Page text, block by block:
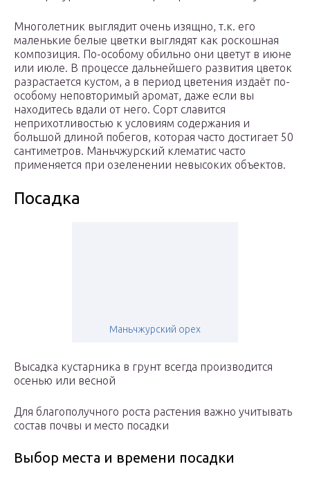
Многолетник выглядит очень изящно, т.к. его
маленькие белые цветки выглядят как роскошная
композиция. По-особому обильно они цветут в июне
или июле. В процессе дальнейшего развития цветок
разрастается кустом, а в период цветения издаёт по-
особому неповторимый аромат, даже если вы
находитесь вдали от него. Сорт славится
неприхотливостью к условиям содержания и
большой длиной побегов, которая часто достигает 50
сантиметров. Маньчжурский клематис часто
применяется при озеленении невысоких объектов.
Посадка
Маньчжурский орех
Высадка кустарника в грунт всегда производится
осенью или весной
Для благополучного роста растения важно учитывать
состав почвы и место посадки
Выбор места и времени посадки